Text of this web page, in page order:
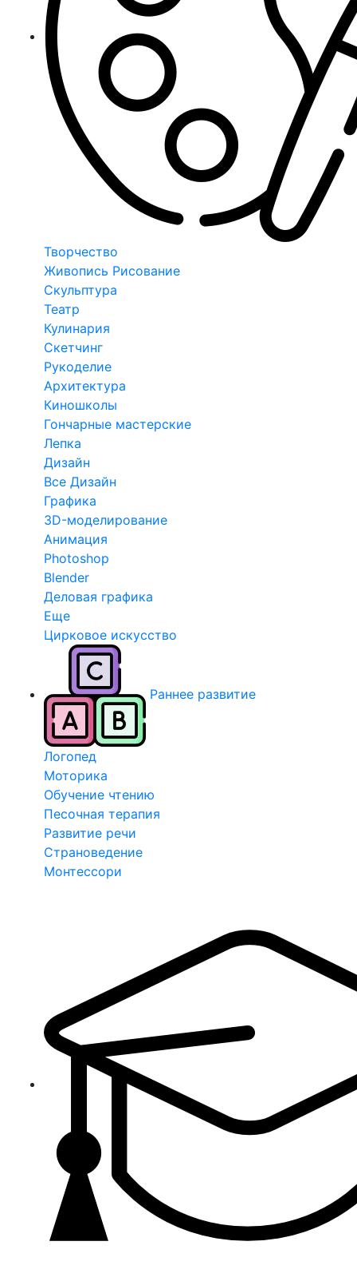
Творчество
Живопись Рисование
Скульптура
Театр
Кулинария
Скетчинг
Рукоделие
Архитектура
Киношколы
Гончарные мастерские
Лепка
Дизайн
Все Дизайн
Графика
3D-моделирование
Анимация
Photoshop
Blender
Деловая графика
Еще
Цирковое искусство
Раннее развитие
Логопед
Моторика
Обучение чтению
Песочная терапия
Развитие речи
Страноведение
Монтессори